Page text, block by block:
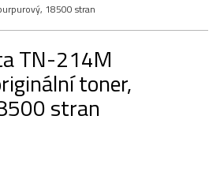
18500 stran
TN-214M
toner,
stran